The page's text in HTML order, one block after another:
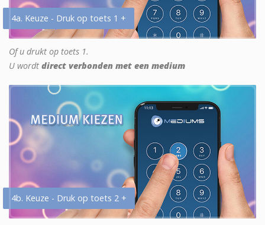
4a. Keuze - Druk op toets 1 +
Of u drukt op toets 1.
U wordt direct verbonden met een medium
4b. Keuze - Druk op toets 2 +